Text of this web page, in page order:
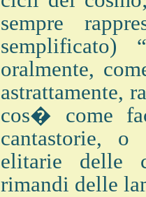
sempre
semplificato)
oralmente,
astrattamente,
cos� come
cantastorie, o
elitarie delle
rimandi delle